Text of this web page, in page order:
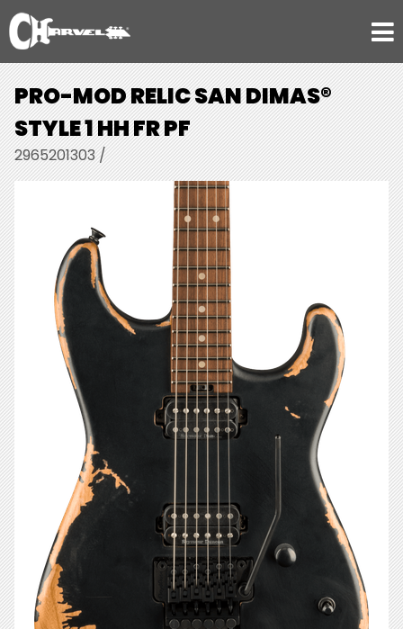
PRO-MOD RELIC SAN DIMAS®
STYLE 1 HH FR PF
2965201303 /